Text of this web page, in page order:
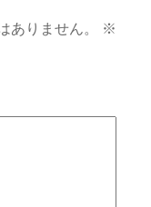
ありません。
※